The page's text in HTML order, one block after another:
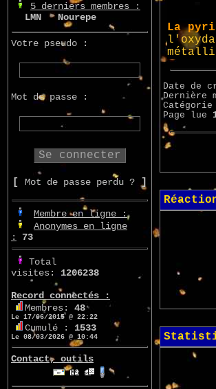
5 derniers membres :
LMNNourepeMarcsupilami
Votre pseudo :
Mot de passe :
[ Mot de passe perdu ? ]
Membre en ligne :
Anonymes en ligne
:
73
Total
visites:
1206238
Record connectés :
Membres: 48
Le 17/06/2015 @ 22:22
Cumulé : 1533
Le 08/03/2026 @ 10:44
Contact, outils
Date de
Dernière
Page lue